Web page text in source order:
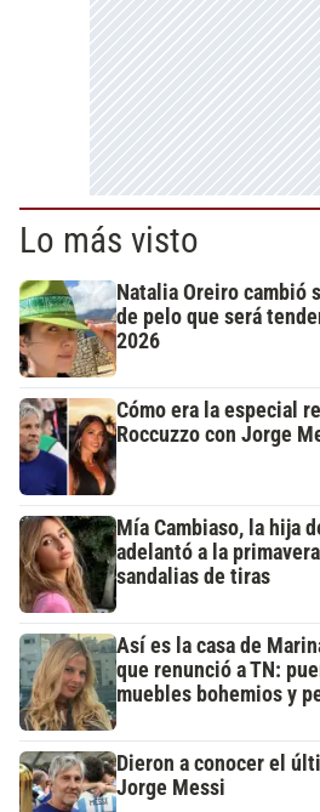
Lo más visto
Natalia Oreiro cambió
de pelo que será
2026
Cómo era la especial
Roccuzzo con Jorge
Mía Cambiaso, la hija
adelantó a la
sandalias de tiras
Así es la casa de
que renunció a TN:
muebles bohemios y
Dieron a conocer el
Jorge Messi